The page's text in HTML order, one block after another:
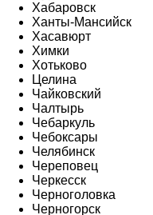
Хабаровск
Ханты-Мансийск
Хасавюрт
Химки
Хотьково
Целина
Чайковский
Чалтырь
Чебаркуль
Чебоксары
Челябинск
Череповец
Черкесск
Черноголовка
Черногорск